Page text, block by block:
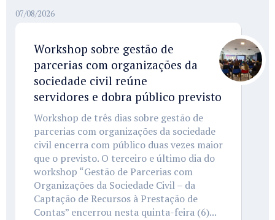
07/08/2026
Workshop sobre gestão de
parcerias com organizações da
sociedade civil reúne
servidores e dobra público previsto
Workshop de três dias sobre gestão de
parcerias com organizações da sociedade
civil encerra com público duas vezes maior
que o previsto. O terceiro e último dia do
workshop “Gestão de Parcerias com
Organizações da Sociedade Civil – da
Captação de Recursos à Prestação de
Contas” encerrou nesta quinta-feira (6)...